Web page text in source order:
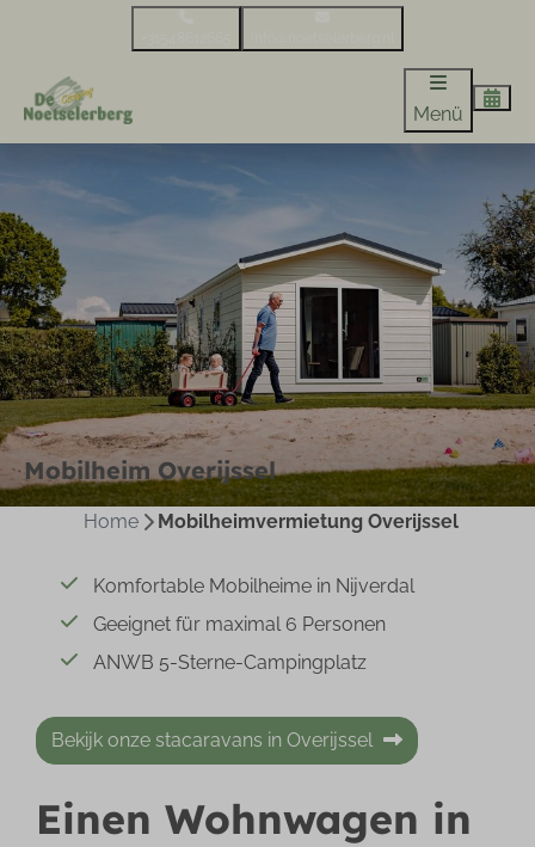
Menü
Mobilheim Overijssel
Home Mobilheimvermietung Overijssel
Komfortable Mobilheime in Nijverdal
Geeignet für maximal 6 Personen
ANWB 5-Sterne-Campingplatz
Bekijk onze stacaravans in Overijssel
Einen Wohnwagen in